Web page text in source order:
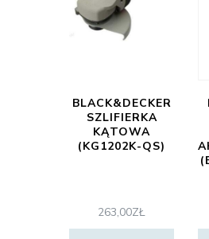
BLACK&DECKER
SZLIFIERKA
KĄTOWA
(KG1202K-QS)
263,00ZŁ